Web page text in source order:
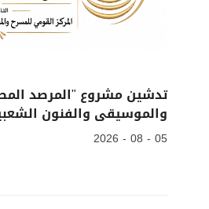
تدشين مشروع "المرصد
والموسيقى والفنون
05 - 08 - 2026